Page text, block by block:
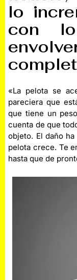
lo
con
«La pelota se
pareciera que
que tiene un
cuenta de que
objeto. El daño
pelota crece. Te
hasta que de